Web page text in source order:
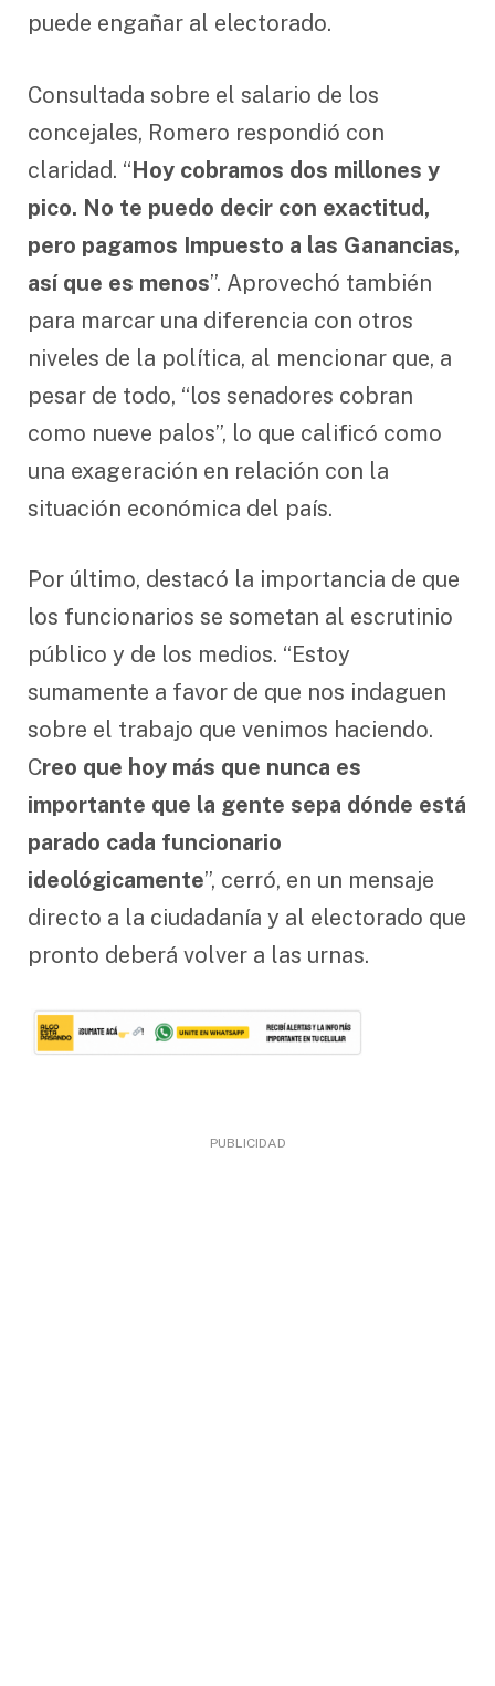
puede engañar al electorado.
Consultada sobre el salario de los
concejales, Romero respondió con
claridad. “Hoy cobramos dos millones y
pico. No te puedo decir con exactitud,
pero pagamos Impuesto a las Ganancias,
así que es menos”. Aprovechó también
para marcar una diferencia con otros
niveles de la política, al mencionar que, a
pesar de todo, “los senadores cobran
como nueve palos”, lo que calificó como
una exageración en relación con la
situación económica del país.
Por último, destacó la importancia de que
los funcionarios se sometan al escrutinio
público y de los medios. “Estoy
sumamente a favor de que nos indaguen
sobre el trabajo que venimos haciendo.
Creo que hoy más que nunca es
importante que la gente sepa dónde está
parado cada funcionario
ideológicamente”, cerró, en un mensaje
directo a la ciudadanía y al electorado que
pronto deberá volver a las urnas.
PUBLICIDAD